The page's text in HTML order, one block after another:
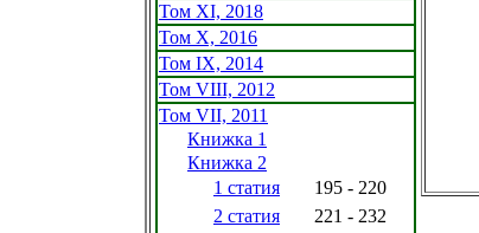
Том XI, 2018
Том X, 2016
Том IX, 2014
Том VIII, 2012
Том VII, 2011
Книжка 1
Книжка 2
1 статия
195 - 220
2 статия
221 - 232